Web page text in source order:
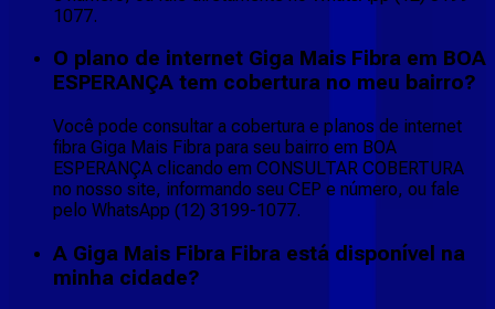
1077.
O plano de internet Giga Mais Fibra em BOA
ESPERANÇA tem cobertura no meu bairro?
Você pode consultar a cobertura e planos de internet
fibra Giga Mais Fibra para seu bairro em BOA
ESPERANÇA clicando em CONSULTAR COBERTURA
no nosso site, informando seu CEP e número, ou fale
pelo WhatsApp (12) 3199-1077.
A Giga Mais Fibra Fibra está disponível na
minha cidade?